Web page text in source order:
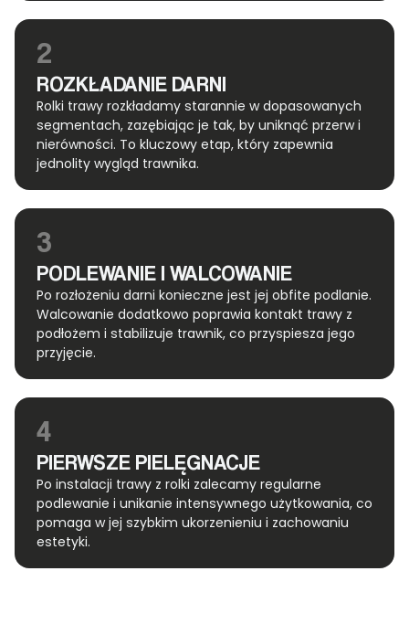
2
ROZKŁADANIE DARNI
Rolki trawy rozkładamy starannie w dopasowanych
segmentach, zazębiając je tak, by uniknąć przerw i
nierówności. To kluczowy etap, który zapewnia
jednolity wygląd trawnika.
3
PODLEWANIE I WALCOWANIE
Po rozłożeniu darni konieczne jest jej obfite podlanie.
Walcowanie dodatkowo poprawia kontakt trawy z
podłożem i stabilizuje trawnik, co przyspiesza jego
przyjęcie.
4
PIERWSZE PIELĘGNACJE
Po instalacji trawy z rolki zalecamy regularne
podlewanie i unikanie intensywnego użytkowania, co
pomaga w jej szybkim ukorzenieniu i zachowaniu
estetyki.